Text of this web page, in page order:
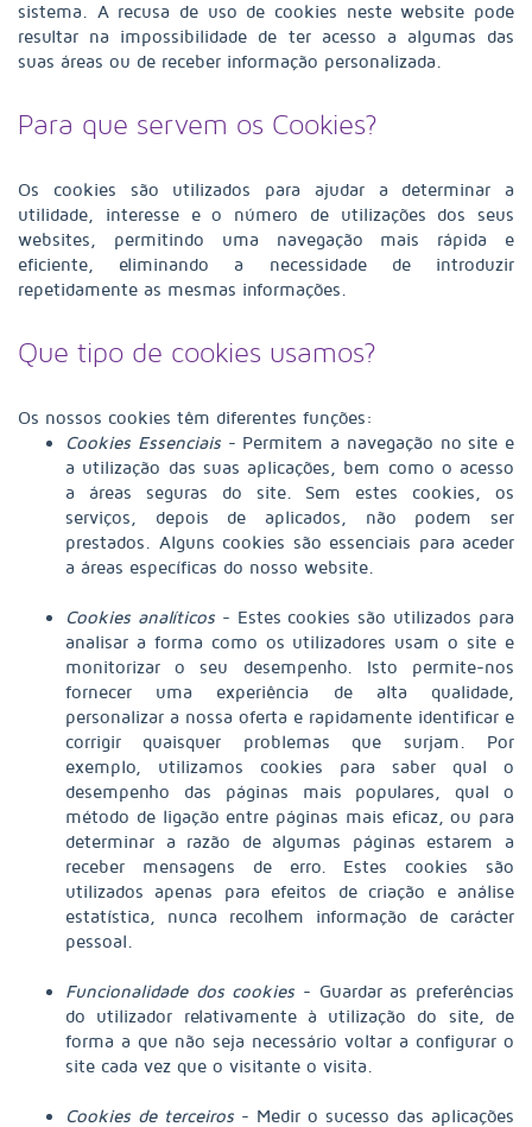
sistema. A recusa de uso de cookies neste website pode
resultar na impossibilidade de ter acesso a algumas das
suas áreas ou de receber informação personalizada.
Para que servem os Cookies?
Os cookies são utilizados para ajudar a determinar a
utilidade, interesse e o número de utilizações dos seus
websites, permitindo uma navegação mais rápida e
eficiente, eliminando a necessidade de introduzir
repetidamente as mesmas informações.
Que tipo de cookies usamos?
Os nossos cookies têm diferentes funções:
Cookies Essenciais- Permitem a navegação no site e
a utilização das suas aplicações, bem como o acesso
a áreas seguras do site. Sem estes cookies, os
serviços, depois de aplicados, não podem ser
prestados. Alguns cookies são essenciais para aceder
a áreas específicas do nosso website.
Cookies analíticos- Estes cookies são utilizados para
analisar a forma como os utilizadores usam o site e
monitorizar o seu desempenho. Isto permite-nos
fornecer uma experiência de alta qualidade,
personalizar a nossa oferta e rapidamente identificar e
corrigir quaisquer problemas que surjam. Por
exemplo, utilizamos cookies para saber qual o
desempenho das páginas mais populares, qual o
método de ligação entre páginas mais eficaz, ou para
determinar a razão de algumas páginas estarem a
receber mensagens de erro. Estes cookies são
utilizados apenas para efeitos de criação e análise
estatística, nunca recolhem informação de carácter
pessoal.
Funcionalidade dos cookies - Guardar as preferências
do utilizador relativamente à utilização do site, de
forma a que não seja necessário voltar a configurar o
site cada vez que o visitante o visita.
Cookies de terceiros - Medir o sucesso das aplicações